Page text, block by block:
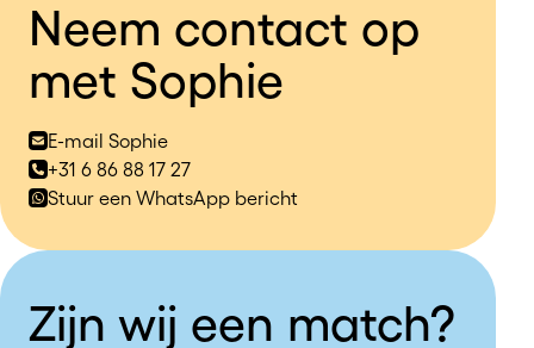
Neem contact op
met Sophie
E-mail Sophie
+31 6 86 88 17 27
Stuur een WhatsApp bericht
Zijn wij een match?